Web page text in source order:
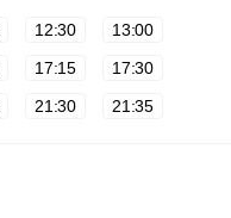
12:30
13:00
17:15
17:30
21:30 21:35